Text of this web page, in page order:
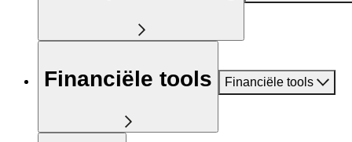
Financiële tools Financiële tools